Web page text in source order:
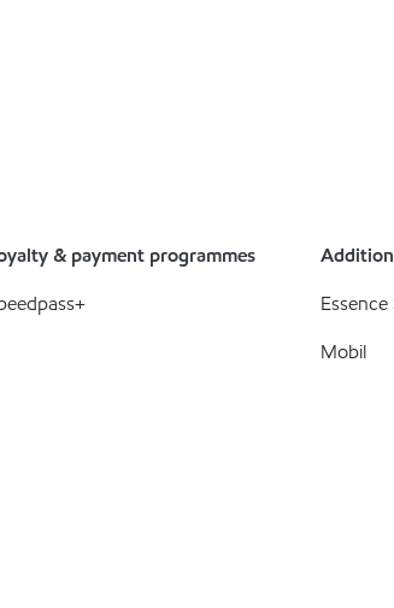
& payment programmes
Mobil